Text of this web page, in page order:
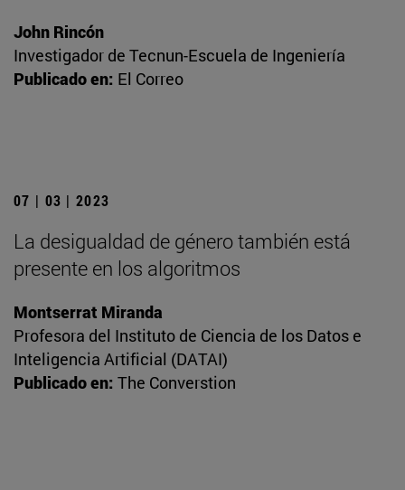
John Rincón
Investigador de Tecnun-Escuela de Ingeniería
Publicado en: El Correo
07 | 03 | 2023
La desigualdad de género también está
presente en los algoritmos
Montserrat Miranda
Profesora del Instituto de Ciencia de los Datos e
Inteligencia Artificial (DATAI)
Publicado en: The Converstion